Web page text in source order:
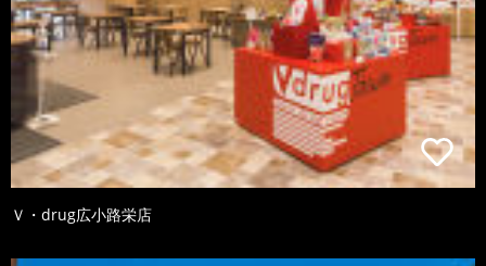
Ｖ・drug広小路栄店